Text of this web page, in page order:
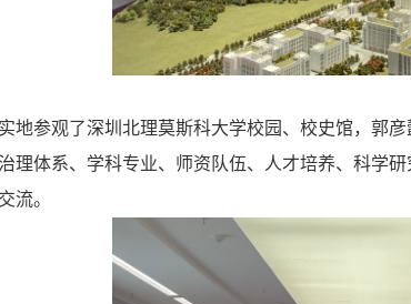
地参观了深圳北理莫斯科大学校园、校史馆， 郭彦
理体系、学科专业、师资队伍、人才培养、科学
流。